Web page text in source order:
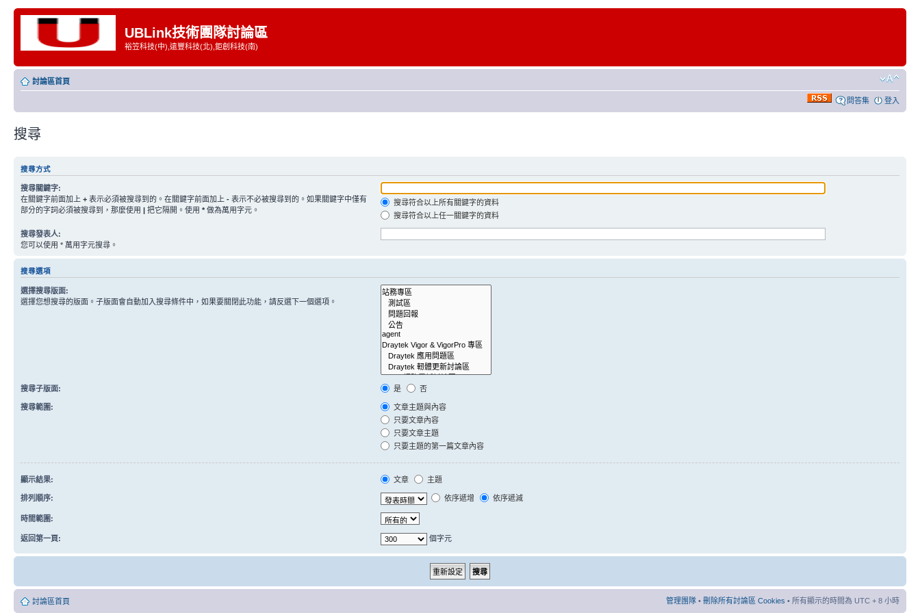
UBLink技術團隊討論區
裕笠科技(中),遠豐科技(北),鉅創科技(南)
討論區首頁
問答集 登入
搜尋
搜尋方式
搜尋關鍵字:
在關鍵字前面加上 + 表示必須被搜尋到的。在關鍵字前面加上 - 表示不必被搜尋到的。如果關鍵字中僅有
部分的字詞必須被搜尋到，那麼使用 | 把它隔開。使用 * 做為萬用字元。
搜尋符合以上所有關鍵字的資料
搜尋符合以上任一關鍵字的資料
搜尋發表人:
您可以使用 * 萬用字元搜尋。
搜尋選項
選擇搜尋版面:
選擇您想搜尋的版面。子版面會自動加入搜尋條件中，如果要關閉此功能，請反選下一個選項。
搜尋子版面: 是 否
搜尋範圍:
文章主題與內容
只要文章內容
只要文章主題
只要主題的第一篇文章內容
顯示結果: 文章 主題
排列順序: 依序遞增 依序遞減
時間範圍:
返回第一頁: 個字元
討論區首頁 管理團隊 • 刪除所有討論區 Cookies • 所有顯示的時間為 UTC + 8 小時